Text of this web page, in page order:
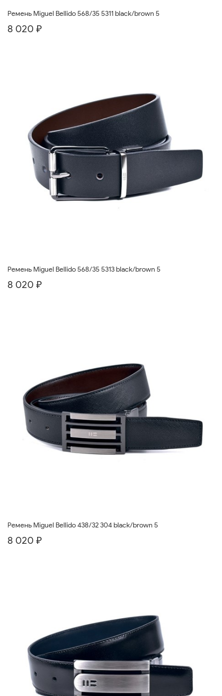
Ремень Miguel Bellido 568/35 5311 black/brown 5
8 020 ₽
Ремень Miguel Bellido 568/35 5313 black/brown 5
8 020 ₽
Ремень Miguel Bellido 438/32 304 black/brown 5
8 020 ₽